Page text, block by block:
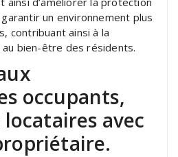
un environnement plus
contribuant ainsi à la
bien-être des résidents.
occupants,
avec